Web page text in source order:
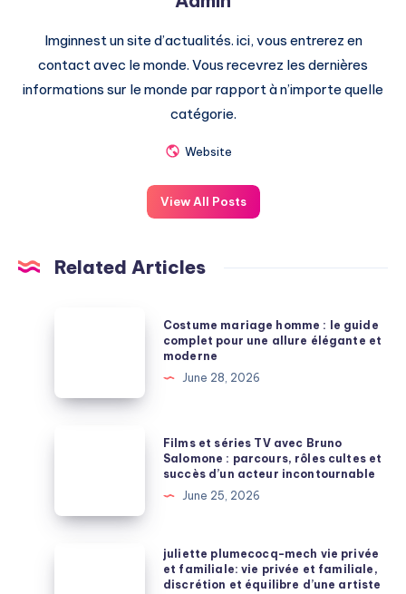
Imginnest un site d’actualités. ici, vous entrerez en
contact avec le monde. Vous recevrez les dernières
informations sur le monde par rapport à n’importe quelle
catégorie.
Website
View All Posts
Related Articles
allure
Costume mariage homme : le guide
complet pour une allure élégante et
moderne
June 28, 2026
avec
Films et séries TV avec Bruno
Salomone : parcours, rôles cultes et
succès d’un acteur incontournable
June 25, 2026
juliette plumecocq-mech vie privée
et familiale: vie privée et familiale,
discrétion et équilibre d’une artiste